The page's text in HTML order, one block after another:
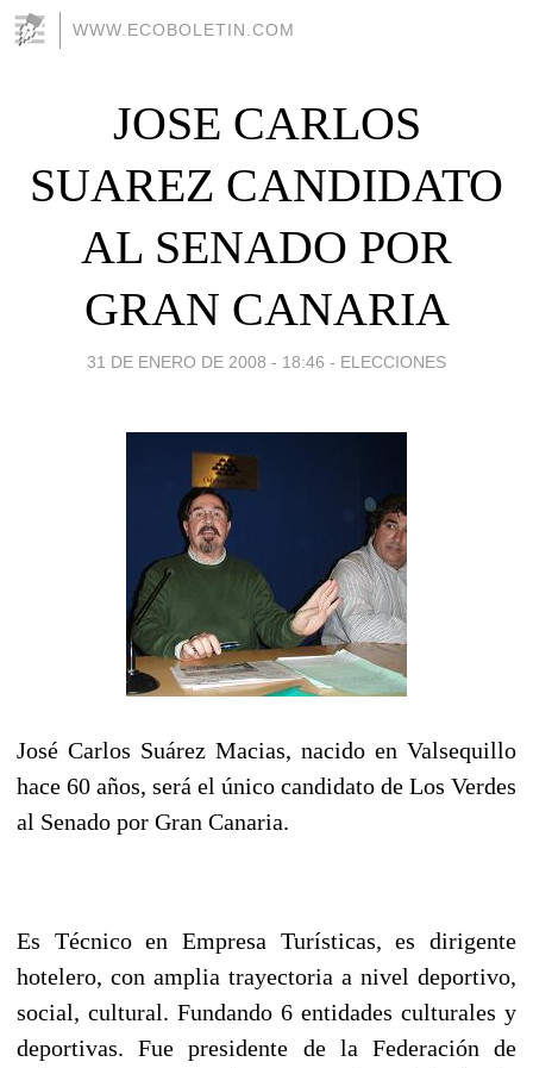
WWW.ECOBOLETIN.COM
JOSE CARLOS
SUAREZ CANDIDATO
AL SENADO POR
GRAN CANARIA
31 DE ENERO DE 2008 - 18:46 - ELECCIONES
José Carlos Suárez Macias, nacido en Valsequillo
hace 60 años, será el único candidato de Los Verdes
al Senado por Gran Canaria.
Es Técnico en Empresa Turísticas, es dirigente
hotelero, con amplia trayectoria a nivel deportivo,
social, cultural. Fundando 6 entidades culturales y
deportivas. Fue presidente de la Federación de